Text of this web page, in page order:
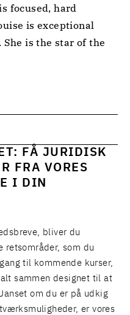
focused, hard
is exceptional
is the star of the
FÅ JURIDISK
FRA VORES
I DIN
bliver du
retsområder, som du
til kommende kurser,
sammen designet til at
om du er på udkig
er vores